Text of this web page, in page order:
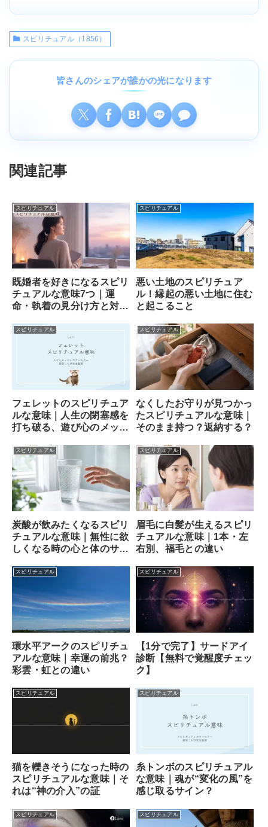
スピリチュアル（1856）
皆さんのシェアが誰かの光になります
関連記事
スピリチュアル
既婚者を好きになるスピリ
チュアルな意味7つ｜運
命・執着の見分け方と対処
スピリチュアル
悪い土地のスピリチュア
ル！縁起の悪い土地に住む
と起こること
スピリチュアル
フェレットのスピリチュア
ルな意味｜人生の閉塞感を
打ち破る、遊び心のメッセ
スピリチュアル
なくしたお守りが見つかっ
たスピリチュアルな意味｜
そのまま持つ？返納する？
スピリチュアル
炭酸が飲みたくなるスピリ
チュアルな意味｜無性に欲
しくなる時の心と体のサイ
スピリチュアル
眉毛に白髪が生えるスピリ
チュアルな意味｜1本・左
右別、福毛との違い
スピリチュアル
環水平アークのスピリチュ
アルな意味｜幸運の前兆？
彩雲・虹との違い
スピリチュアル
【1分で完了】サードアイ
診断【無料で覚醒度チェッ
ク】
スピリチュアル
猫を轢きそうになった時の
スピリチュアルな意味｜そ
れは“神の介入”の証
スピリチュアル
糸トンボのスピリチュアル
な意味｜魂が“変化の風”を
感じ取るサイン？
スピリチュアル スピリチュアル